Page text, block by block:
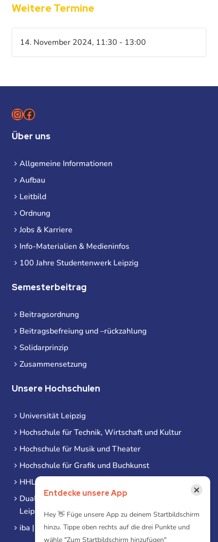
Weitere Termine
14. November 2024, 11:30 - 13:00
Instagram
Facebook
Über uns
Allgemeine Informationen
Aufbau
Leitbild
Ordnung
Jobs & Karriere
Info-Materialien & Medieninfos
100 Jahre Studentenwerk Leipzig
Semesterbeitrag
Beitragsordnung
Beitragsbefreiung und –rückzahlung
Solidarprinzip
Zusammensetzung
Unsere Hochschulen
Universität Leipzig
Hochschule für Technik, Wirtschaft und Kultur
Hochschule für Musik und Theater
Hochschule für Grafik und Buchkunst
HHL Leipzig
Duale Hochschule Sachsen (DHSN) am Standort
Leipzig
iba | Campus Leipzig
Entdecke unsere App ×
Hey 👋 Füge unsere App zu deinem Startbildschirm
hinzu. Tippe oben rechts auf die drei Punkte und
wähle "Zum Startbildschirm hinzufügen"